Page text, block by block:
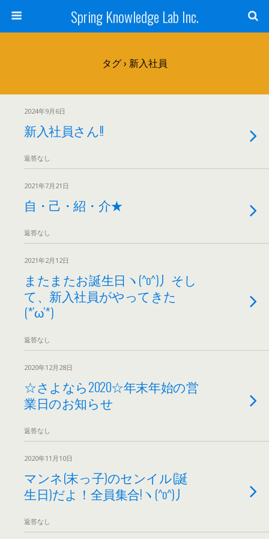
Spring Knowledge Lab Inc.
タグ › 新入社員
2024年9月6日
新入社員さん!!
返答なし
2021年7月21日
自・己・紹・介★
返答なし
2021年2月12日
またまたお誕生日ヽ(^o^)丿そし
て、新入社員がやってきた
(*’ω’*)
返答なし
2020年12月28日
☆さよなら2020☆年末年始の営
業日のお知らせ
返答なし
2020年11月10日
マンネ(末っ子)のセンイル(誕
生日)だよ！全員集合!ヽ(^o^)丿
返答なし